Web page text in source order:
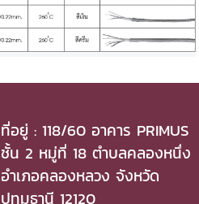
ที่อยู่ : 118/60 อาคาร PRIMUS
ชั้น 2 หมู่ที่ 18 ตำบลคลองหนึ่ง
อำเภอคลองหลวง จังหวัด
ปทุมธานี 12120